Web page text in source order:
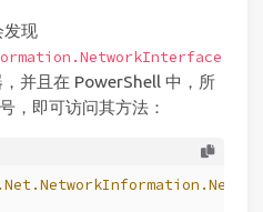
发现
并且在 PowerShell 中，所
，即可访问其方法：